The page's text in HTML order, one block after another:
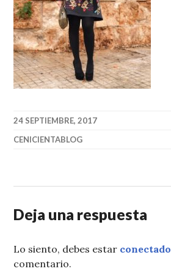
24 SEPTIEMBRE, 2017
CENICIENTABLOG
Deja una respuesta
Lo siento, debes estar conectado
comentario.